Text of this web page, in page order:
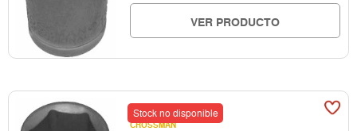
VER PRODUCTO
Stock no disponible
CROSSMAN